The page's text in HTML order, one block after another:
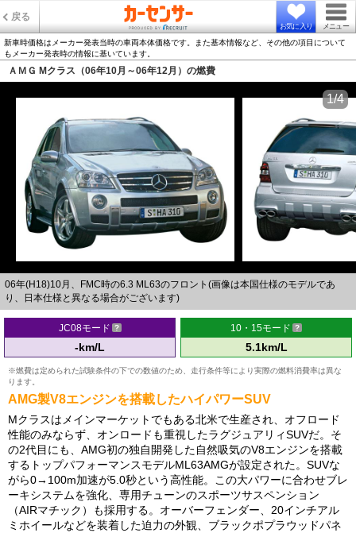
戻る
お気に入り メニュー
新車時価格はメーカー発表当時の車両本体価格です。また基本情報など、その他の項目について
もメーカー発表時の情報に基いています。
ＡＭＧ Mクラス（06年10月～06年12月）の燃費
06年(H18)10月、FMC時の6.3 ML63のフロント(画像は本国仕様のモデルであ
り、日本仕様と異なる場合がございます)
1/4
JC08モード
-km/L
10・15モード
5.1km/L
※燃費は定められた試験条件の下での数値のため、走行条件等により実際の燃料消費率は異な
ります。
AMG製V8エンジンを搭載したハイパワーSUV
Mクラスはメインマーケットでもある北米で生産され、オフロード
性能のみならず、オンロードも重視したラグジュアリィSUVだ。そ
の2代目にも、AMG初の独自開発した自然吸気のV8エンジンを搭載
するトップパフォーマンスモデルML63AMGが設定された。SUVな
がら0→100m加速が5.0秒という高性能。この大パワーに合わせブレ
ーキシステムを強化、専用チューンのスポーツサスペンション
（AIRマチック）も採用する。オーバーフェンダー、20インチアル
ミホイールなどを装着した迫力の外観、ブラックポプラウッドパネ